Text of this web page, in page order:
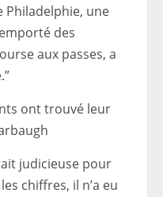
Philadelphie, une
des
aux passes, a
ont trouvé leur
judicieuse pour
chiffres, il n’a eu